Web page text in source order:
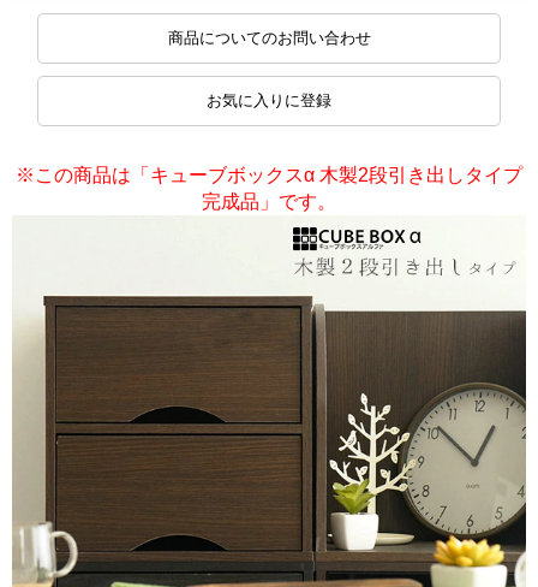
商品についてのお問い合わせ
お気に入りに登録
※この商品は「キューブボックスα 木製2段引き出しタイプ
完成品」です。